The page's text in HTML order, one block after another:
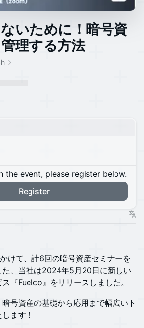
いために！暗号資
理する方法
the event, please register below.
Register
けて、計6回の暗号資産セミナーを
た、当社は2024年5月20日に新しい
『Fuelco』をリリースしました。
号資産の基礎から応用まで幅広いト
ます！